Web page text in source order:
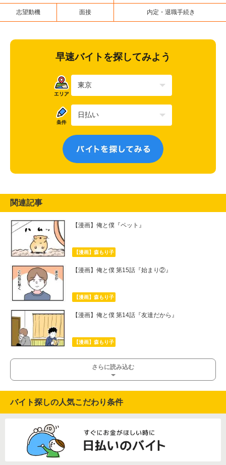
志望動機 面接 内定・退職手続き
早速バイトを探してみよう
関連記事
【漫画】俺と僕『ペット』
【漫画】森もり子
【漫画】俺と僕 第15話『始まり②』
【漫画】森もり子
【漫画】俺と僕 第14話『友達だから』
【漫画】森もり子
さらに読み込む
バイト探しの人気こだわり条件